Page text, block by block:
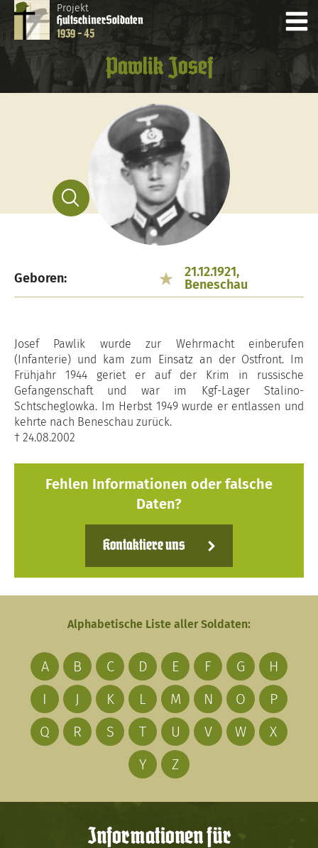
Projekt
HultschinerSoldaten
1939 - 45
Pawlik Josef
Geboren:
21.12.1921,
Beneschau
Josef Pawlik wurde zur Wehrmacht einberufen
(Infanterie) und kam zum Einsatz an der Ostfront. Im
Frühjahr 1944 geriet er auf der Krim in russische
Gefangenschaft und war im Kgf-Lager Stalino-
Schtscheglowka. Im Herbst 1949 wurde er entlassen und
kehrte nach Beneschau zurück.
† 24.08.2002
Fehlen Informationen oder falsche
Daten?
Kontaktiere uns
Alphabetische Liste aller Soldaten:
A B C D E F G
H
I
J K L M N O
P
Q
R S T U V W
X
Y
Z
Informationen für